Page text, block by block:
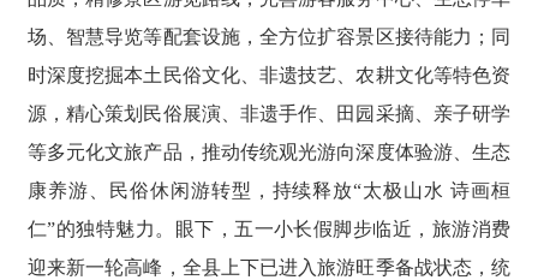
场、智慧导览等配套设施，全方位扩容景区接待能力；同
时深度挖掘本土民俗文化、非遗技艺、农耕文化等特色资
源，精心策划民俗展演、非遗手作、田园采摘、亲子研学
等多元化文旅产品，推动传统观光游向深度体验游、生态
康养游、民俗休闲游转型，持续释放“太极山水 诗画桓
仁”的独特魅力。眼下，五一小长假脚步临近，旅游消费
迎来新一轮高峰，全县上下已进入旅游旺季备战状态，统